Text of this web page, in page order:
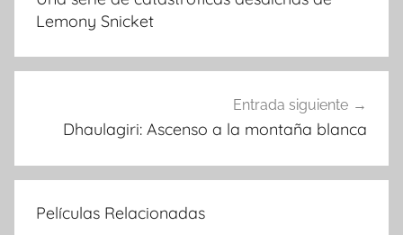
deLemony Snicket
Entrada siguiente
Dhaulagiri: Ascenso a la montaña blanca
Películas Relacionadas